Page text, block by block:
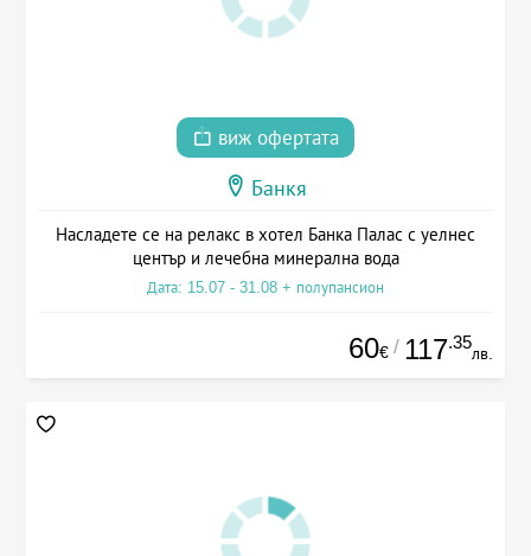
виж офертата
Банкя
Насладете се на релакс в хотел Банка Палас с уелнес
център и лечебна минерална вода
Дата: 15.07 - 31.08 + полупансион
60€ / 117.35
лв.